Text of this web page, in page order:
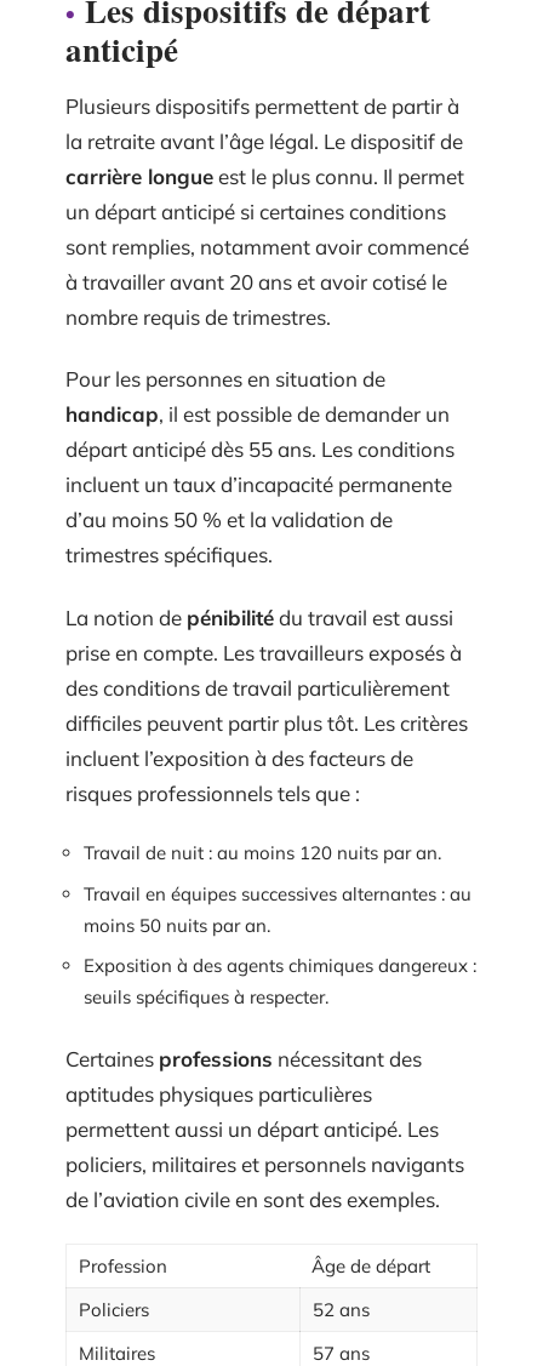
Les dispositifs de départ
anticipé
Plusieurs dispositifs permettent de partir à
la retraite avant l’âge légal. Le dispositif de
carrière longueest le plus connu. Il permet
un départ anticipé si certaines conditions
sont remplies, notamment avoir commencé
à travailler avant 20 ans et avoir cotisé le
nombre requis de trimestres.
Pour les personnes en situation de
handicap, il est possible de demander un
départ anticipé dès 55 ans. Les conditions
incluent un taux d’incapacité permanente
d’au moins 50 % et la validation de
trimestres spécifiques.
La notion de pénibilitédu travail est aussi
prise en compte. Les travailleurs exposés à
des conditions de travail particulièrement
difficiles peuvent partir plus tôt. Les critères
incluent l’exposition à des facteurs de
risques professionnels tels que :
Travail de nuit : au moins 120 nuits par an.
Travail en équipes successives alternantes : au
moins 50 nuits par an.
Exposition à des agents chimiques dangereux :
seuils spécifiques à respecter.
Certaines professions nécessitant des
aptitudes physiques particulières
permettent aussi un départ anticipé. Les
policiers, militaires et personnels navigants
de l’aviation civile en sont des exemples.
Profession
Âge de départ
Policiers
52 ans
Militaires
57 ans